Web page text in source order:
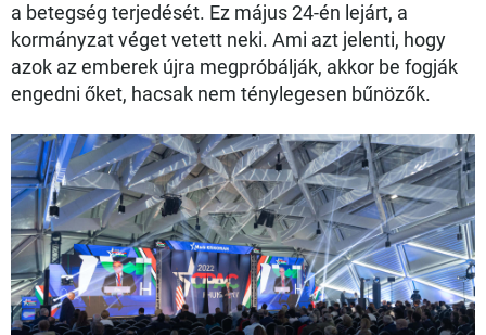
a betegség terjedését. Ez május 24-én lejárt, a
kormányzat véget vetett neki. Ami azt jelenti, hogy
azok az emberek újra megpróbálják, akkor be fogják
engedni őket, hacsak nem ténylegesen bűnözők.